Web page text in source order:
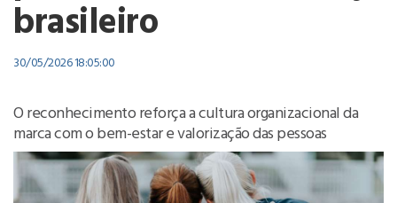
brasileiro
30/05/2026 18:05:00
O reconhecimento reforça a cultura organizacional da
marca com o bem-estar e valorização das pessoas